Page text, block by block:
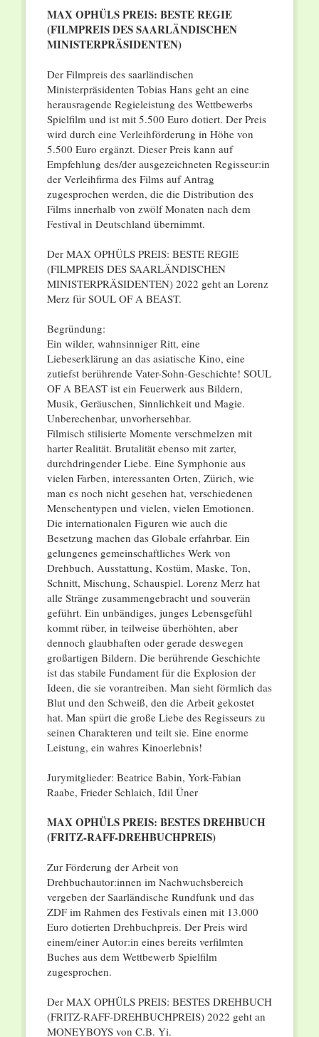
MAX OPHÜLS PREIS: BESTE REGIE
(FILMPREIS DES SAARLÄNDISCHEN
MINISTERPRÄSIDENTEN)
Der Filmpreis des saarländischen
Ministerpräsidenten Tobias Hans geht an eine
herausragende Regieleistung des Wettbewerbs
Spielfilm und ist mit 5.500 Euro dotiert. Der Preis
wird durch eine Verleihförderung in Höhe von
5.500 Euro ergänzt. Dieser Preis kann auf
Empfehlung des/der ausgezeichneten Regisseur:in
der Verleihfirma des Films auf Antrag
zugesprochen werden, die die Distribution des
Films innerhalb von zwölf Monaten nach dem
Festival in Deutschland übernimmt.
Der MAX OPHÜLS PREIS: BESTE REGIE
(FILMPREIS DES SAARLÄNDISCHEN
MINISTERPRÄSIDENTEN) 2022 geht an Lorenz
Merz für SOUL OF A BEAST.
Begründung:
Ein wilder, wahnsinniger Ritt, eine
Liebeserklärung an das asiatische Kino, eine
zutiefst berührende Vater-Sohn-Geschichte! SOUL
OF A BEAST ist ein Feuerwerk aus Bildern,
Musik, Geräuschen, Sinnlichkeit und Magie.
Unberechenbar, unvorhersehbar.
Filmisch stilisierte Momente verschmelzen mit
harter Realität. Brutalität ebenso mit zarter,
durchdringender Liebe. Eine Symphonie aus
vielen Farben, interessanten Orten, Zürich, wie
man es noch nicht gesehen hat, verschiedenen
Menschentypen und vielen, vielen Emotionen.
Die internationalen Figuren wie auch die
Besetzung machen das Globale erfahrbar. Ein
gelungenes gemeinschaftliches Werk von
Drehbuch, Ausstattung, Kostüm, Maske, Ton,
Schnitt, Mischung, Schauspiel. Lorenz Merz hat
alle Stränge zusammengebracht und souverän
geführt. Ein unbändiges, junges Lebensgefühl
kommt rüber, in teilweise überhöhten, aber
dennoch glaubhaften oder gerade deswegen
großartigen Bildern. Die berührende Geschichte
ist das stabile Fundament für die Explosion der
Ideen, die sie vorantreiben. Man sieht förmlich das
Blut und den Schweiß, den die Arbeit gekostet
hat. Man spürt die große Liebe des Regisseurs zu
seinen Charakteren und teilt sie. Eine enorme
Leistung, ein wahres Kinoerlebnis!
Jurymitglieder: Beatrice Babin, York-Fabian
Raabe, Frieder Schlaich, Idil Üner
MAX OPHÜLS PREIS: BESTES DREHBUCH
(FRITZ-RAFF-DREHBUCHPREIS)
Zur Förderung der Arbeit von
Drehbuchautor:innen im Nachwuchsbereich
vergeben der Saarländische Rundfunk und das
ZDF im Rahmen des Festivals einen mit 13.000
Euro dotierten Drehbuchpreis. Der Preis wird
einem/einer Autor:in eines bereits verfilmten
Buches aus dem Wettbewerb Spielfilm
zugesprochen.
Der MAX OPHÜLS PREIS: BESTES DREHBUCH
(FRITZ-RAFF-DREHBUCHPREIS) 2022 geht an
MONEYBOYS von C.B. Yi.